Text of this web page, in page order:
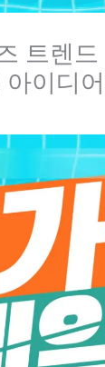
트렌드
아이디어